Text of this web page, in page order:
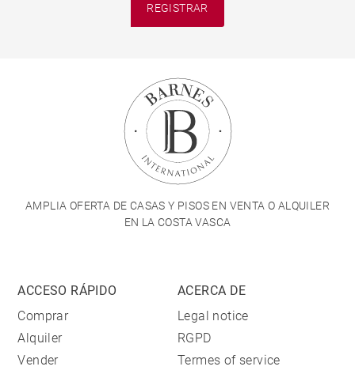
REGISTRAR
AMPLIA OFERTA DE CASAS Y PISOS EN VENTA O ALQUILER
EN LA COSTA VASCA
ACCESO RÁPIDO
Comprar
Alquiler
Vender
ACERCA DE
Legal notice
RGPD
Termes of service